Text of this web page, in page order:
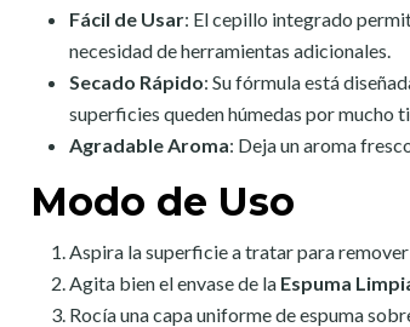
Fácil de Usar: El cepillo integrado
necesidad de herramientas adicionales.
Secado Rápido: Su fórmula está
superficies queden húmedas por mucho
Agradable Aroma: Deja un aroma
Modo de Uso
Aspira la superficie a tratar para
Agita bien el envase de la Espuma
Rocía una capa uniforme de espuma